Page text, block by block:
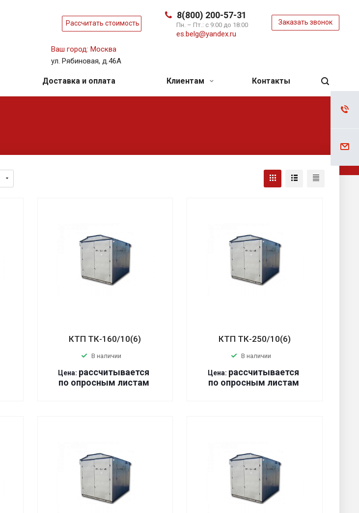
8(800) 200-57-31
Пн. – Пт.: с 9:00 до 18:00
es.belg@yandex.ru
Заказать звонок
Рассчитать стоимость
Ваш город: Москва
ул. Рябиновая, д.46А
Доставка и оплата Клиентам Контакты
КТП ТК-160/10(6)
В наличии
Цена: рассчитывается
по опросным листам
КТП ТК-250/10(6)
В наличии
Цена: рассчитывается
по опросным листам